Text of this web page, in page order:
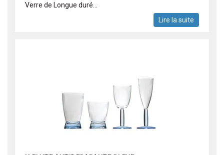
Verre de Longue duré...
Lire la suite